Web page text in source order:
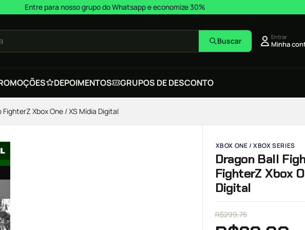
Entre para nosso grupo do Whatsapp e economize 30%
Buscar Entrar
Minha
DEPOIMENTOS GRUPOS DE DESCONTO
Xbox One / XS Mídia Digital
XBOX ONE / XBOX SERIES
Dragon Ball
FighterZ Xbox
Digital
R$299,75